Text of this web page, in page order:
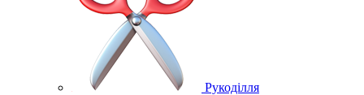
Рукоділля